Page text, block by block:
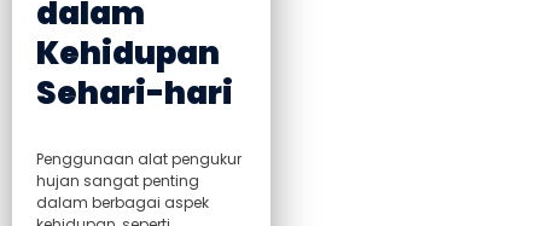
dalam
Kehidupan
Sehari-hari
Penggunaan alat pengukur
hujan sangat penting
dalam berbagai aspek